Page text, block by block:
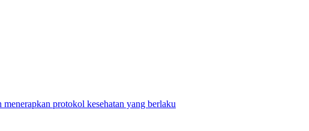
protokol kesehatan yang berlaku